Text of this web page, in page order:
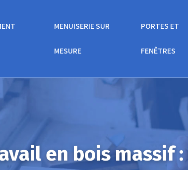
MENUISERIE SUR
MESURE
PORTES ET
FENÊTRES
en bois massif